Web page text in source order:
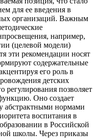
для ее введения в
организаций. Важным
например,
(целевой модели)
эти рекомендации носят
содержательные
его роль в
детских
регулирования позволяет
Оно создает
абстрактными нормами
воспитания в
в Российской
школы. Через приказы